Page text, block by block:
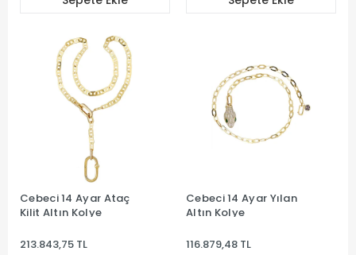
Cebeci 14 Ayar Ataç
Kilit Altın Kolye
213.843,75 TL
Cebeci 14 Ayar Yılan
Altın Kolye
116.879,48 TL